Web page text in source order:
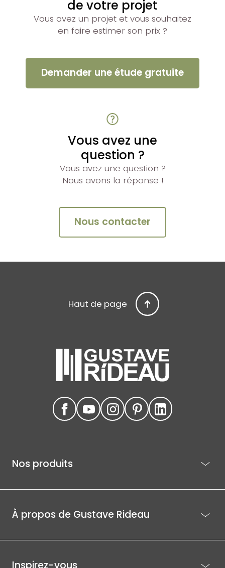
de votre projet
Vous avez un projet et vous souhaitez
en faire estimer son prix ?
Demander une étude gratuite
Vous avez une
question ?
Vous avez une question ?
Nous avons la réponse !
Nous contacter
Haut de page
Nos produits
À propos de Gustave Rideau